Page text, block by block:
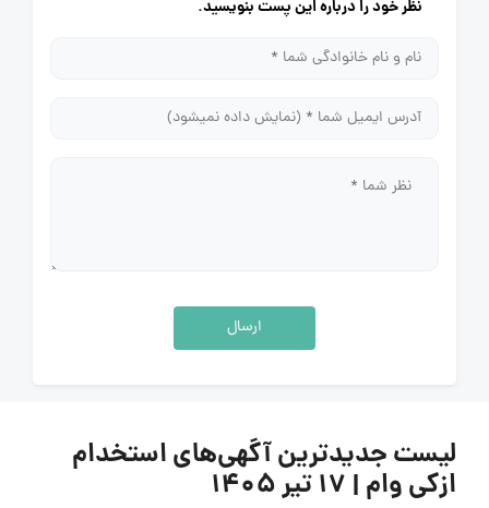
نظر خود را درباره این پست بنویسید.
ارسال
لیست جدیدترین آگهی‌های استخدام
ازکی وام | ۱۷ تیر ۱۴۰۵